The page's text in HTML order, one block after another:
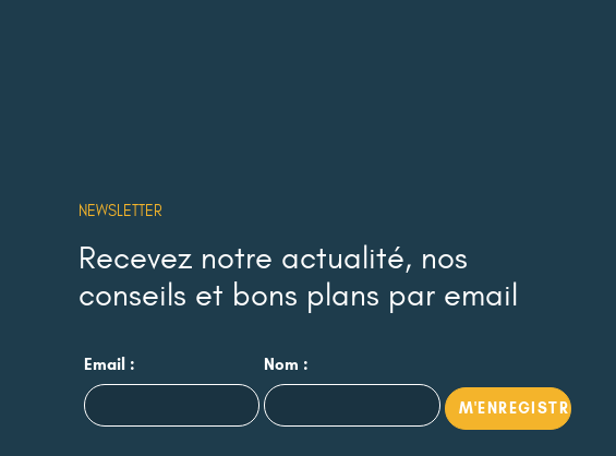
NEWSLETTER
Recevez notre actualité, nos
conseils et bons plans par email
Email : Nom :